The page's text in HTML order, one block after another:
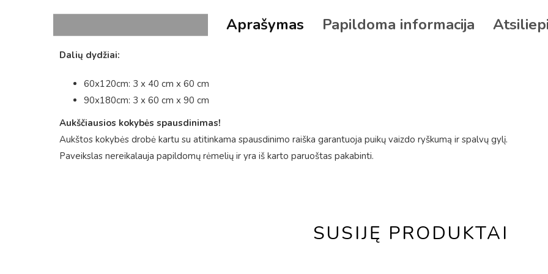
Aprašymas Papildoma informacija
Dalių dydžiai:
60x120cm: 3 x 40 cm x 60 cm
90x180cm: 3 x 60 cm x 90 cm
Aukščiausios kokybės spausdinimas!
Aukštos kokybės drobė kartu su atitinkama spausdinimo raiška garantuoja puikų vaizdo ryškumą ir spalvų gylį.
Paveikslas nereikalauja papildomų rėmelių ir yra iš karto paruoštas pakabinti.
SUSIJĘ PRODUKTAI